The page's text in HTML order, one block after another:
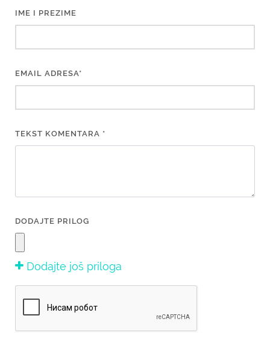
IME I PREZIME
EMAIL ADRESA*
TEKST KOMENTARA *
DODAJTE PRILOG
Dodajte još priloga